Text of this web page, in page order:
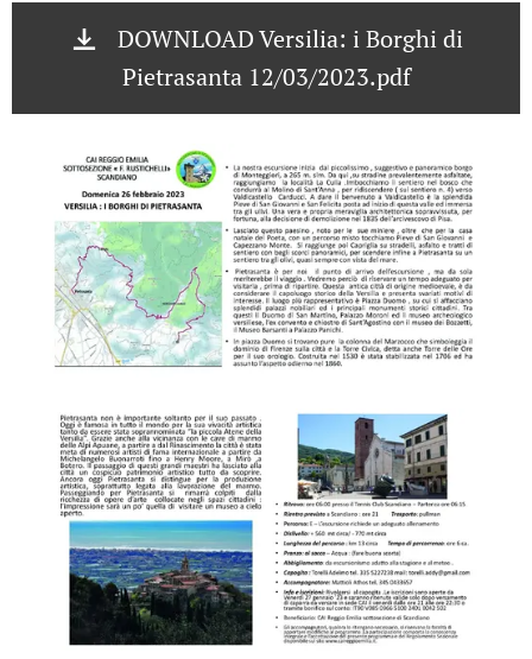
DOWNLOAD Versilia: i Borghi di
Pietrasanta 12/03/2023.pdf